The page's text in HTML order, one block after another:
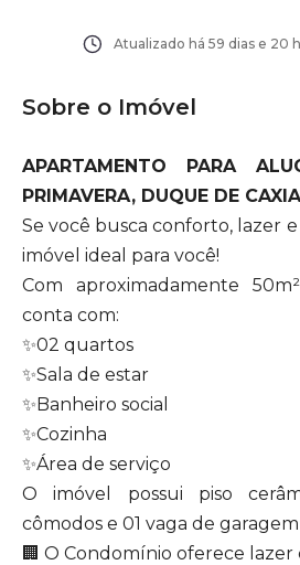
Atualizado há 59 dias e 20
Sobre o Imóvel
APARTAMENTO PARA
PRIMAVERA, DUQUE DE
Se você busca conforto, lazer
imóvel ideal para você!
Com aproximadamente
conta com:
✨02 quartos
✨Sala de estar
✨Banheiro social
✨Cozinha
✨Área de serviço
O imóvel possui piso
cômodos e 01 vaga de
🏢 O Condomínio oferece